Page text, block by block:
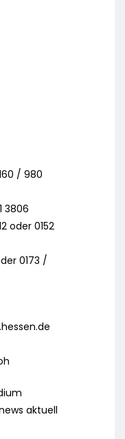
/ 980
3806
oder 0152
0173 /
aktuell